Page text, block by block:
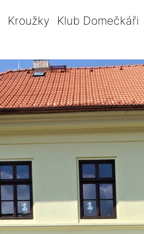
Kroužky Klub Domečkáři